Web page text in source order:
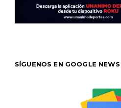
SÍGUENOS EN GOOGLE NEWS